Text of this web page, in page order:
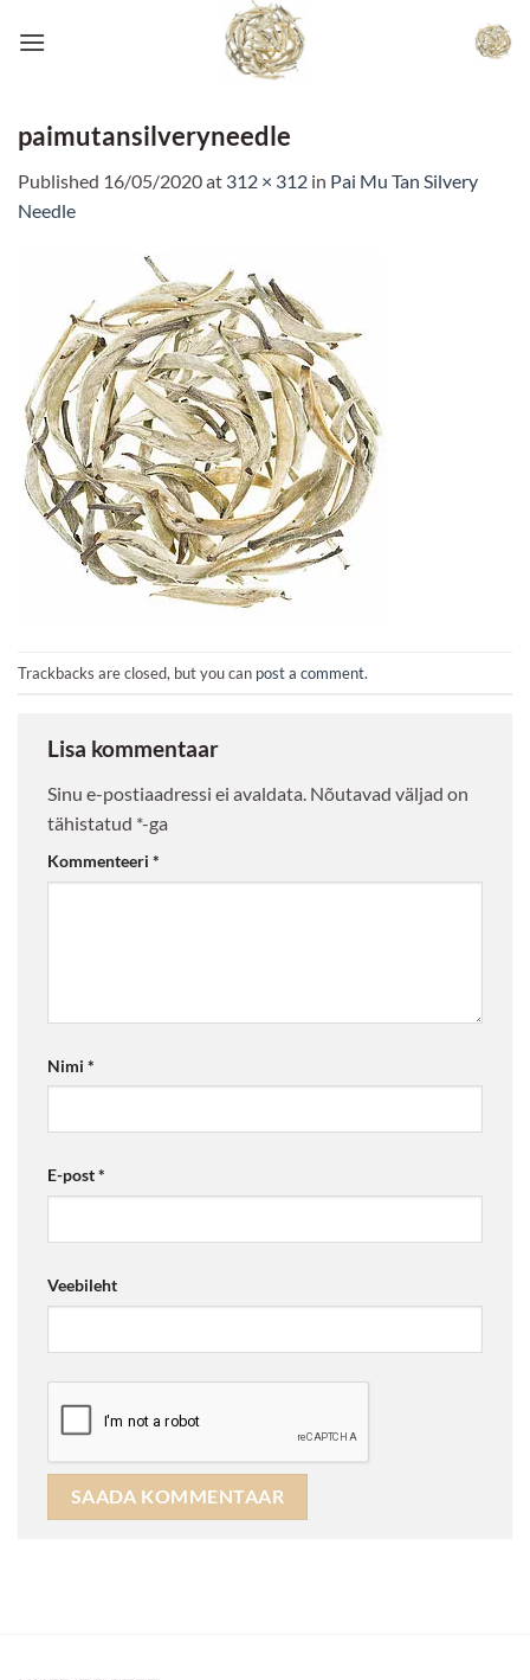
paimutansilveryneedle
Published 16/05/2020at 312 × 312 in Pai Mu Tan Silvery
Needle
Trackbacks are closed, but you can post a comment.
Lisa kommentaar
Sinu e-postiaadressi ei avaldata. Nõutavad väljad on
tähistatud *-ga
Kommenteeri *
Nimi *
E-post*
Veebileht